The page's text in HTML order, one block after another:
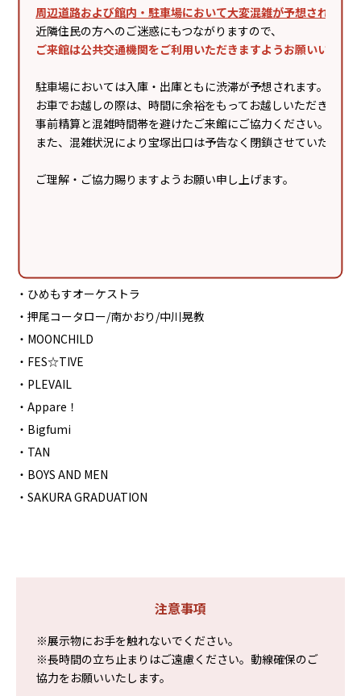
周辺道路および館内・駐車場において大変混雑が予想されます
近隣住民の方へのご迷惑にもつながりますので、
ご来館は公共交通機関をご利用いただきますようお願いいたし
駐車場においては入庫・出庫ともに渋滞が予想されます。
お車でお越しの際は、時間に余裕をもってお越しいただき、
事前精算と混雑時間帯を避けたご来館にご協力ください。
また、混雑状況により宝塚出口は予告なく閉鎖させていただく
ご理解・ご協力賜りますようお願い申し上げます。
・龍宮城
・さくらしめじ
・Lucky²
・モーニング娘。'23
・K4
・JUNNA
・すーぱーぷーばぁー!!
・ひめもすオーケストラ
・押尾コータロー/南かおり/中川晃教
・MOONCHILD
・FES☆TIVE
・PLEVAIL
・Appare！
・Bigfumi
・TAN
・BOYS AND MEN
・SAKURA GRADUATION
注意事項
※展示物にお手を触れないでください。
※長時間の立ち止まりはご遠慮ください。動線確保のご
協力をお願いいたします。